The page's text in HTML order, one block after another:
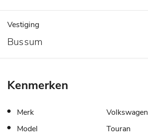
Vestiging
Bussum
Kenmerken
Merk
Volkswagen
Model
Touran